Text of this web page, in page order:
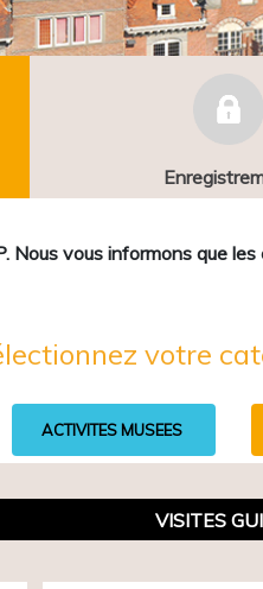
Nous vous informons que
votre
ACTIVITES MUSEES
VISITES